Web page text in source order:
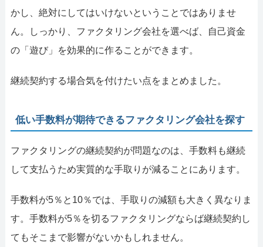
かし、絶対にしてはいけないということではありませ
ん。しっかり、ファクタリング会社を選べば、自己資金
の「遊び」を効果的に作ることができます。
継続契約する場合気を付けたい点をまとめました。
低い手数料が期待できるファクタリング会社を探す
ファクタリングの継続契約が問題なのは、手数料も継続
して支払うため実質的な手取りが減ることにあります。
手数料が5％と10％では、手取りの減額も大きく異なりま
す。手数料が5％を切るファクタリングならば継続契約し
てもそこまで影響がないかもしれません。